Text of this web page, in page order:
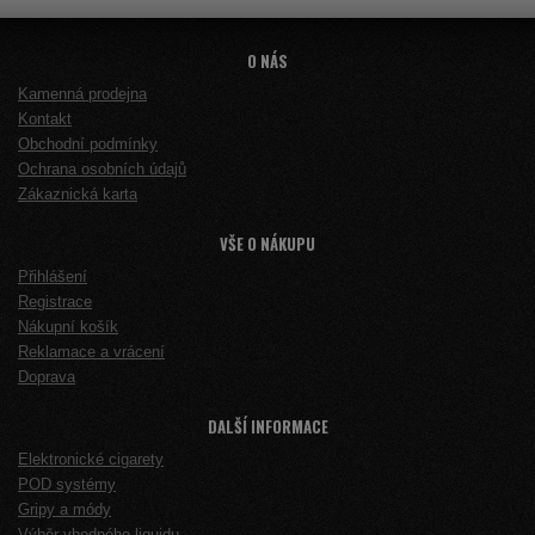
O NÁS
Kamenná prodejna
Kontakt
Obchodní podmínky
Ochrana osobních údajů
Zákaznická karta
VŠE O NÁKUPU
Přihlášení
Registrace
Nákupní košík
Reklamace a vrácení
Doprava
DALŠÍ INFORMACE
Elektronické cigarety
POD systémy
Gripy a módy